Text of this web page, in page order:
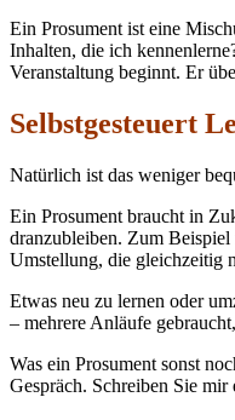
Ein Prosument ist eine
Inhalten, die ich
Veranstaltung beginnt. Er
Selbstgesteuert
Natürlich ist das weniger
Ein Prosument braucht in
dranzubleiben. Zum Beispiel
Umstellung, die gleichzeitig
Etwas neu zu lernen oder
– mehrere Anläufe
Was ein Prosument sonst
Gespräch. Schreiben Sie